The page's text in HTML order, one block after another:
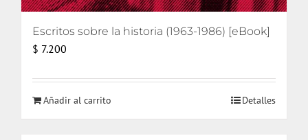
Escritos sobre la historia (1963-1986) [eBook]
$ 7.200
Añadir al carrito Detalles